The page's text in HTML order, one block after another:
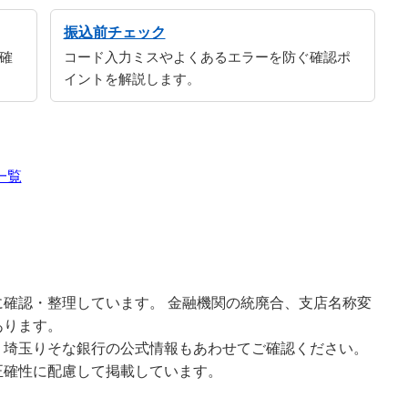
振込前チェック
コード入力ミスやよくあるエラーを防ぐ確認ポ
イントを解説します。
覧
認・整理しています。 金融機関の統廃合、支店名称変
ます。
玉りそな銀行の公式情報もあわせてご確認ください。
性に配慮して掲載しています。